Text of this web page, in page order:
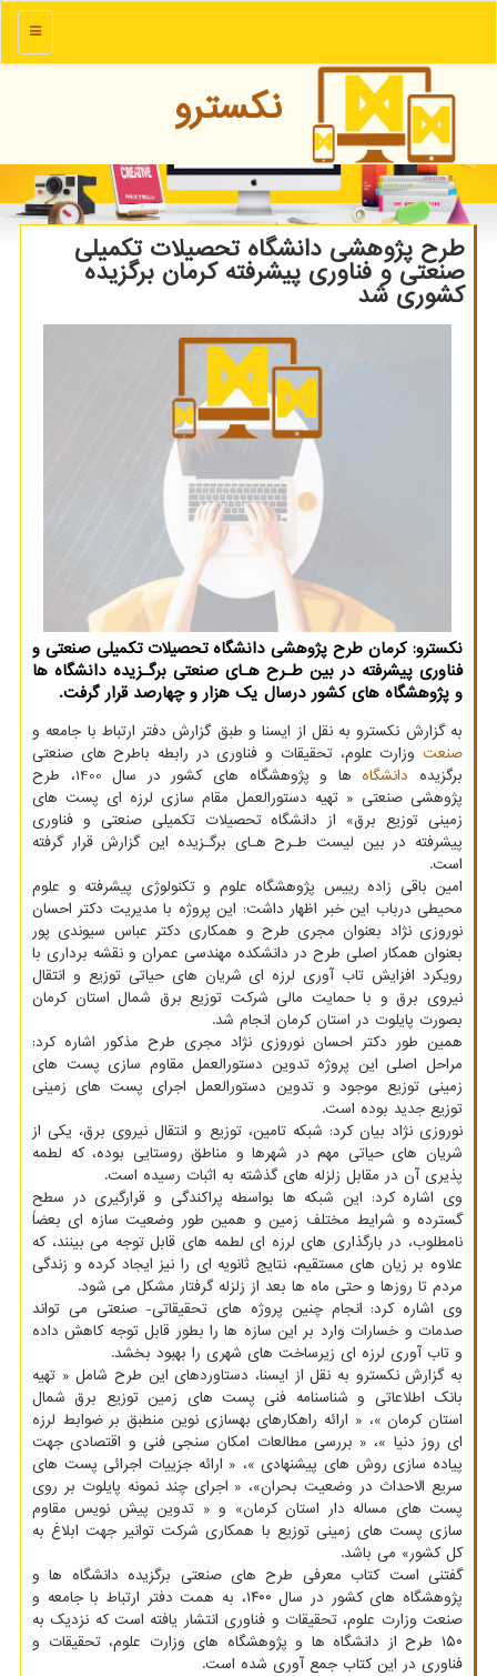
منو
نكسترو
طرح پژوهشی دانشگاه تحصیلات تکمیلی
صنعتی و فناوری پیشرفته کرمان برگزیده
کشوری شد
نکسترو: کرمان طرح پژوهشی دانشگاه تحصیلات تکمیلی صنعتی و
فناوری پیشرفته در بین طـرح هـای صنعتی برگـزیده دانشگاه ها
و پژوهشگاه های کشور درسال یک هزار و چهارصد قرار گرفت.
به گزارش نکسترو به نقل از ایسنا و طبق گزارش دفتر ارتباط با جامعه و
صنعت وزارت علوم، تحقیقات و فناوری در رابطه باطرح های صنعتی
برگزیده دانشگاه
ها و پژوهشگاه های کشور در سال 1400، طرح
پژوهشی صنعتی « تهیه دستورالعمل مقام سازی لرزه ای پست های
زمینی توزیع برق» از دانشگاه تحصیلات تکمیلی صنعتی و فناوری
پیشرفته در بین لیست طـرح هـای برگـزیده این گزارش قرار گرفته
است.
امین باقی زاده رییس پژوهشگاه علوم و تکنولوژی پیشرفته و علوم
محیطی درباب این خبر اظهار داشت: این پروژه با مدیریت دکتر احسان
نوروزی نژاد بعنوان مجری طرح و همکاری دکتر عباس سیوندی پور
بعنوان همکار اصلی طرح در دانشکده مهندسی عمران و نقشه برداری با
رویکرد افزایش تاب آوری لرزه ای شریان های حیاتی توزیع و انتقال
نیروی برق و با حمایت مالی شرکت توزیع برق شمال استان کرمان
بصورت پایلوت در استان کرمان انجام شد.
همین طور دکتر احسان نوروزی نژاد مجری طرح مذکور اشاره کرد:
مراحل اصلی این پروژه تدوین دستورالعمل مقاوم سازی پست های
زمینی توزیع موجود و تدوین دستورالعمل اجرای پست های زمینی
توزیع جدید بوده است.
نوروزی نژاد بیان کرد: شبکه تامین، توزیع و انتقال نیروی برق، یکی از
شریان های حیاتی مهم در شهرها و مناطق روستایی بوده، که لطمه
پذیری آن در مقابل زلزله های گذشته به اثبات رسیده است.
وی اشاره کرد: این شبکه ها بواسطه پراکندگی و قرارگیری در سطح
گسترده و شرایط مختلف زمین و همین طور وضعیت سازه ای بعضاً
نامطلوب، در بارگذاری های لرزه ای لطمه های قابل توجه می بینند، که
علاوه بر زیان های مستقیم، نتایج ثانویه ای را نیز ایجاد کرده و زندگی
مردم تا روزها و حتی ماه ها بعد از زلزله گرفتار مشکل می شود.
وی اشاره کرد: انجام چنین پروژه های تحقیقاتی- صنعتی می تواند
صدمات و خسارات وارد بر این سازه ها را بطور قابل توجه کاهش داده
و تاب آوری لرزه ای زیرساخت های شهری را بهبود بخشد.
به گزارش نکسترو به نقل از ایسنا، دستاوردهای این طرح شامل « تهیه
بانک اطلاعاتی و شناسنامه فنی پست های زمین توزیع برق شمال
استان کرمان »، « ارائه راهکارهای بهسازی نوین منطبق بر ضوابط لرزه
ای روز دنیا »، « بررسی مطالعات امکان سنجی فنی و اقتصادی جهت
پیاده سازی روش های پیشنهادی »، « ارائه جزییات اجرائی پست های
سریع الاحداث در وضعیت بحران»، « اجرای چند نمونه پایلوت بر روی
پست های مساله دار استان کرمان» و « تدوین پیش نویس مقاوم
سازی پست های زمینی توزیع با همکاری شرکت توانیر جهت ابلاغ به
کل کشور» می باشد.
گفتنی است کتاب معرفی طرح های صنعتی برگزیده دانشگاه ها و
پژوهشگاه های کشور در سال ۱۴۰۰، به همت دفتر ارتباط با جامعه و
صنعت وزارت علوم، تحقیقات و فناوری انتشار یافته است که نزدیک به
۱۵۰ طرح از دانشگاه ها و پژوهشگاه های وزارت علوم، تحقیقات و
فناوری در این کتاب جمع آوری شده است.